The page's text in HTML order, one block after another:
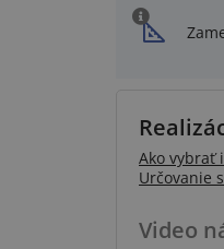
Ako vybrať
Určovanie
Video